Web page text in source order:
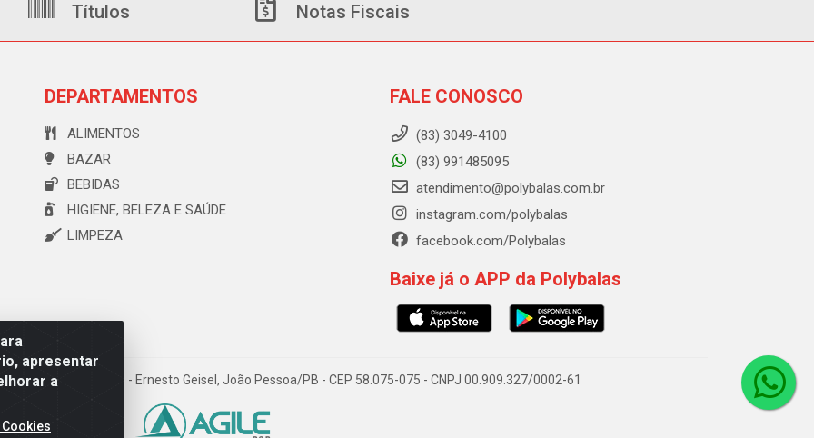
apresentar
a
Títulos Notas Fiscais
DEPARTAMENTOS
ALIMENTOS
BAZAR
BEBIDAS
HIGIENE, BELEZA E SAÚDE
LIMPEZA
FALE CONOSCO
(83) 3049-4100
(83) 991485095
atendimento@polybalas.com.br
instagram.com/polybalas
facebook.com/Polybalas
Baixe já o APP da Polybalas
173 Galpão B - Ernesto Geisel, João Pessoa/PB - CEP 58.075-075 - CNPJ 00.909.327/0002-61